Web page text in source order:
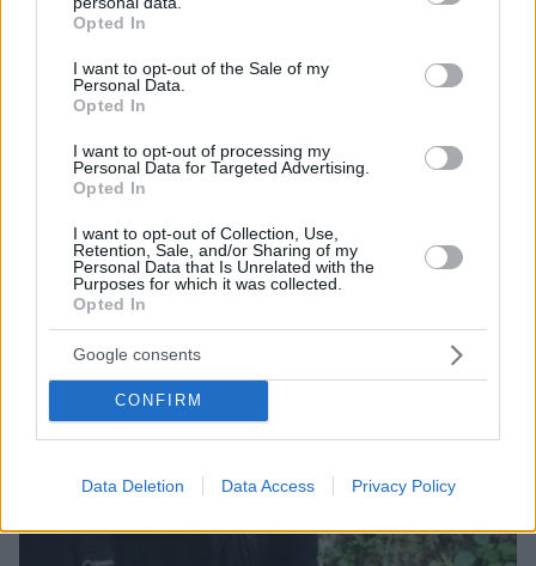
grant or deny consent to Google and its third-party tags to
use your data for below specified purposes in below Google
consent section.
Opted In
I want to opt-out of the Sale of my
Personal Data.
Opted In
I want to opt-out of processing my
Personal Data for Targeted Advertising.
Opted In
I want to opt-out of Collection, Use,
Retention, Sale, and/or Sharing of my
Personal Data that Is Unrelated with the
Purposes for which it was collected.
Opted In
Google consents
CONFIRM
Data Deletion Data Access Privacy Policy
Εγκαταλείπει το κόμμα Καρυστιανού και ο
επιχειρηματίας Νίκος Μπρουτζάκης: Καταγγέλλει
κλειστή κάστα, «λένε προδότες και πληρωμένους
όσους αποχωρούν»
08.08.2026, 18:48